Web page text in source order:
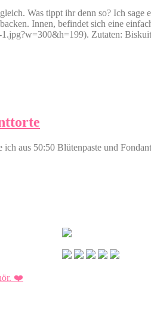
Was tippt ihr denn so? Ich
Innen, befindet sich eine
Zutaten:
aus 50:50 Blütenpaste und
❤️